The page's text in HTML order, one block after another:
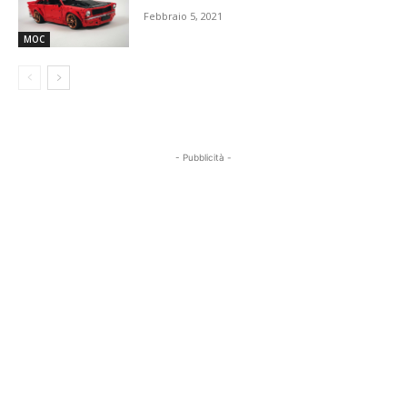
MOC
Febbraio 5, 2021
- Pubblicità -